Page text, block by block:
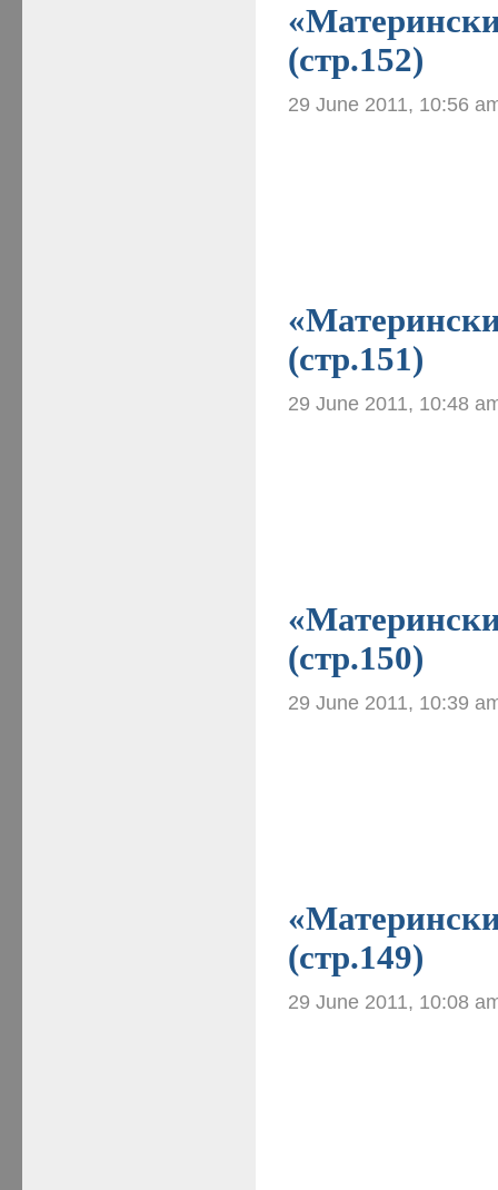
(стр.152)
29 June 2011, 10:56
(стр.151)
29 June 2011, 10:48
(стр.150)
29 June 2011, 10:39
(стр.149)
29 June 2011, 10:08